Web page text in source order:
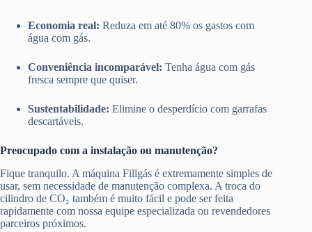
Economia real: Reduza em até 80% os gastos com
água com gás.
Conveniência incomparável: Tenha água com gás
fresca sempre que quiser.
Sustentabilidade: Elimine o desperdício com garrafas
descartáveis.
Preocupado com a instalação ou manutenção?
Fique tranquilo. A máquina Fillgás é extremamente simples de
usar, sem necessidade de manutenção complexa. A troca do
cilindro de CO₂ também é muito fácil e pode ser feita
rapidamente com nossa equipe especializada ou revendedores
parceiros próximos.